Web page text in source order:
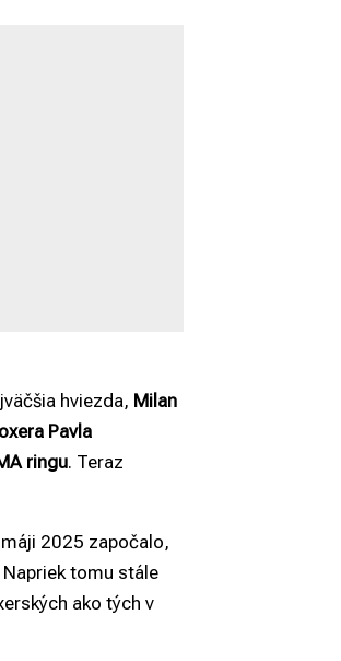
hviezda, Milan
Pavla
ringu. Teraz
2025 započalo,
tomu stále
ako tých v